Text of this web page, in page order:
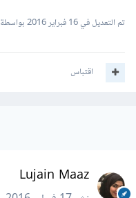
تم التعديل في16 فبراير 2016 بواسطة Lujain
اقتباس
Lujain Maaz